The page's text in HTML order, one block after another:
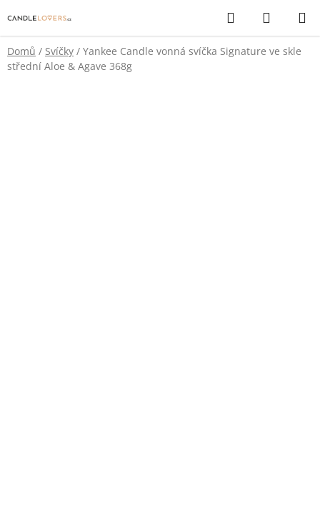
na
obsah
Hledat
KOŠÍK
Domů / Svíčky / Yankee Candle vonná svíčka Signature ve skle
střední Aloe & Agave 368g